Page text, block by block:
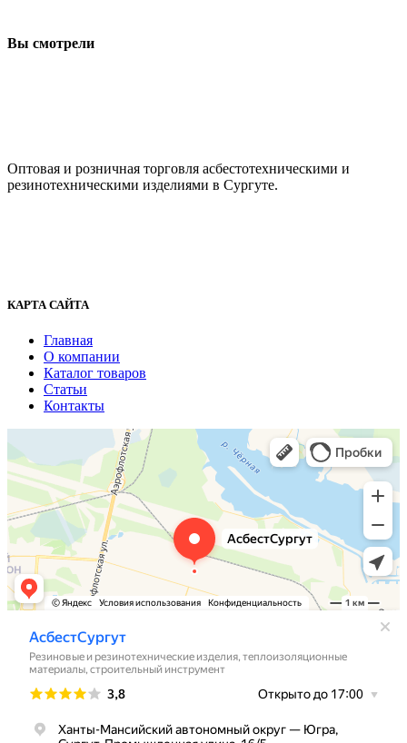
Вы смотрели
Оптовая и розничная торговля асбестотехническими и
резинотехническими изделиями в Сургуте.
КАРТА САЙТА
Главная
О компании
Каталог товаров
Статьи
Контакты